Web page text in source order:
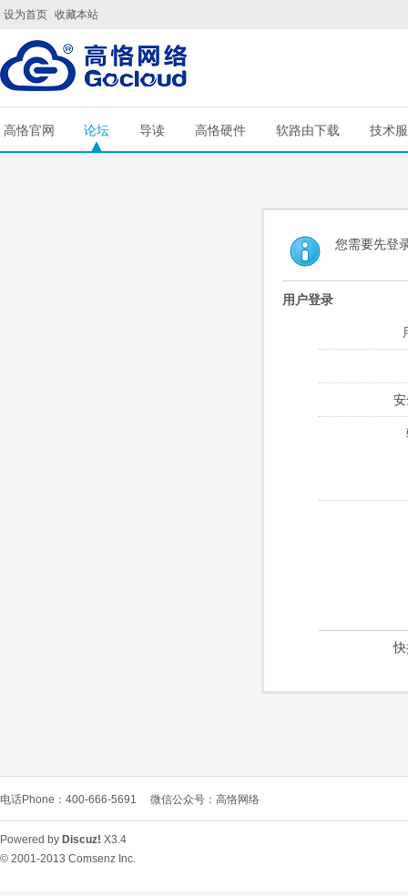
设为首页 收藏本站
高恪官网 论坛 导读 高恪硬件 软路由下载 技术
您需要先登
用户登录
电话Phone：400-666-5691 微信公众号：高恪网络
Powered by Discuz! X3.4
© 2001-2013 Comsenz Inc.